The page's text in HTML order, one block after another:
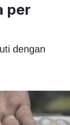
per
dengan